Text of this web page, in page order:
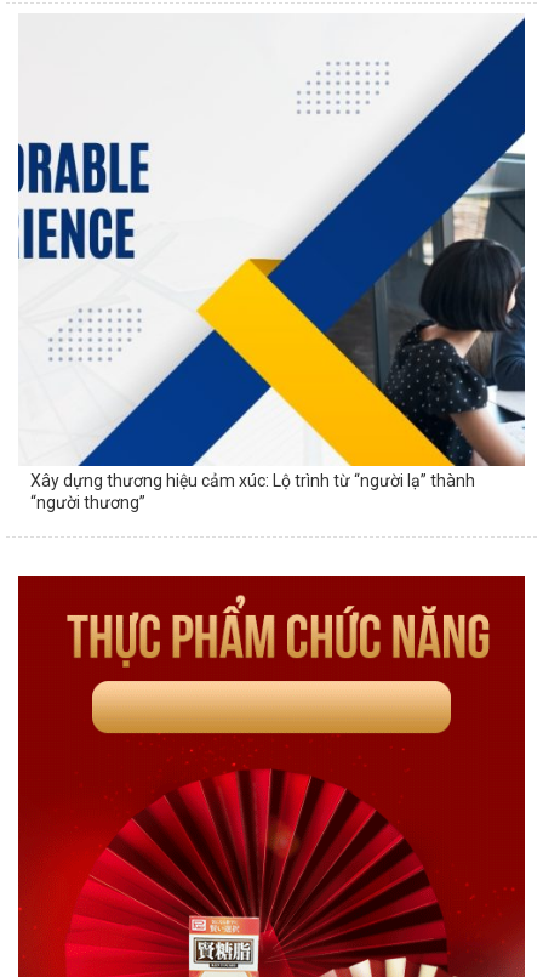
Xây dựng thương hiệu cảm xúc: Lộ trình từ “người lạ” thành
“người thương”